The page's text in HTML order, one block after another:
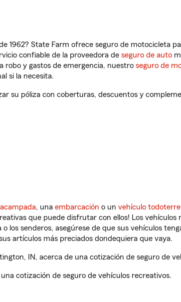
1962? State Farm ofrece seguro de motocicleta
confiable de la proveedora de seguro de auto
robo y gastos de emergencia, nuestro seguro de
si la necesita.
su póliza con coberturas, descuentos y
, una embarcación o un vehículo
que puede disfrutar con ellos! Los
los senderos, asegúrese de que sus vehículos
artículos más preciados dondequiera que vaya.
IN, acerca de una cotización de seguro de
cotización de seguro de vehículos recreativos.